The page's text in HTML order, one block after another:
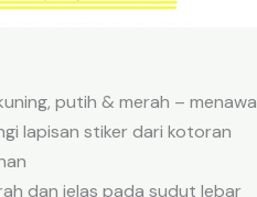
putih & merah –
lapisan stiker dari kotoran
dan jelas pada sudut lebar